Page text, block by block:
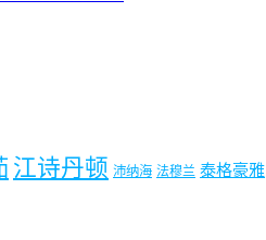
江诗丹顿 沛纳海 法穆兰 泰格豪雅